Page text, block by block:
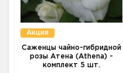
Акция
Саженцы чайно-гибридной
розы Атена (Athena) -
комплект 5 шт.